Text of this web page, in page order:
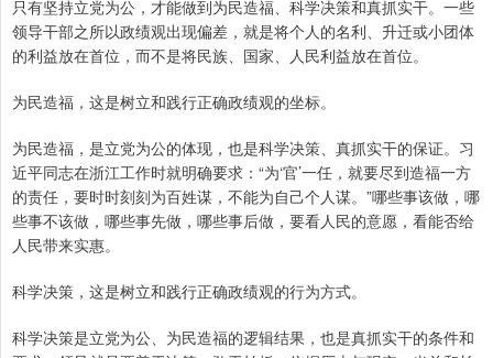
只有坚持立党为公，才能做到为民造福、科学决策和真抓实干。一些
领导干部之所以政绩观出现偏差，就是将个人的名利、升迁或小团体
的利益放在首位，而不是将民族、国家、人民利益放在首位。
为民造福，这是树立和践行正确政绩观的坐标。
为民造福，是立党为公的体现，也是科学决策、真抓实干的保证。习
近平同志在浙江工作时就明确要求：“为‘官’一任，就要尽到造福一方
的责任，要时时刻刻为百姓谋，不能为自己个人谋。”哪些事该做，哪
些事不该做，哪些事先做，哪些事后做，要看人民的意愿，看能否给
人民带来实惠。
科学决策，这是树立和践行正确政绩观的行为方式。
科学决策是立党为公、为民造福的逻辑结果，也是真抓实干的条件和